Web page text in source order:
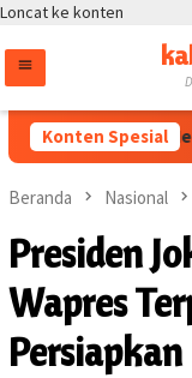
Loncat ke konten
Konten Spesial
Arahan
Beranda Nasional
Presiden
Wapres